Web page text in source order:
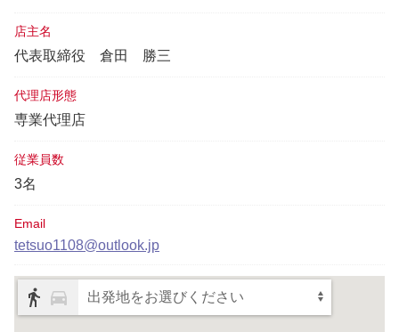
店主名
代表取締役 倉田 勝三
代理店形態
専業代理店
従業員数
3名
Email
tetsuo1108@outlook.jp
出発地をお選びください